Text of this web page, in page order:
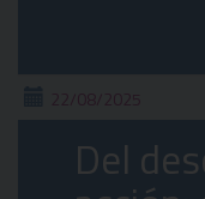
22/08/2025
Del